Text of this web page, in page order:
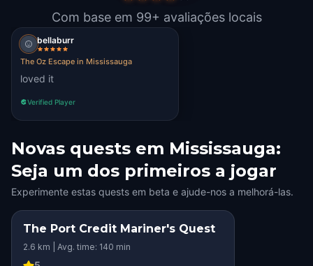
Com base em 99+ avaliações locais
bellaburr
The Oz Escape in Mississauga
loved it
Verified Player
Novas quests em Mississauga:
Seja um dos primeiros a jogar
Experimente estas quests em beta e ajude-nos a melhorá-las.
The Port Credit Mariner's Quest
2.6 km | Avg. time: 140 min